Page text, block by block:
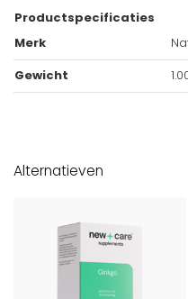
Productspecificaties
Merk
Gewicht
Alternatieven